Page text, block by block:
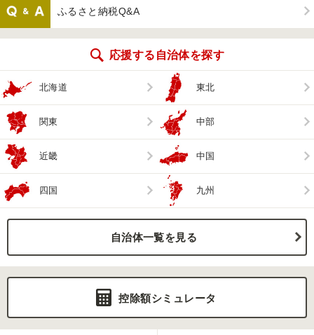
ふるさと納税Q&A
応援する自治体を探す
北海道 東北
関東 中部
近畿 中国
四国 九州
自治体一覧を見る
控除額シミュレータ